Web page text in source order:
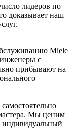
лидеров по
доказывает наш
Miele
с
прибывают на
Мы ценим
индивидуальный